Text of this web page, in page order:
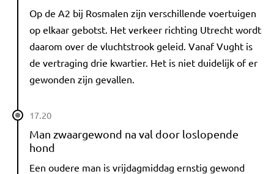
Op de A2 bij Rosmalen zijn verschillende voertuigen
op elkaar gebotst. Het verkeer richting Utrecht wordt
daarom over de vluchtstrook geleid. Vanaf Vught is
de vertraging drie kwartier. Het is niet duidelijk of er
gewonden zijn gevallen.
17.20
Man zwaargewond na val door loslopende
hond
Een oudere man is vrijdagmiddag ernstig gewond